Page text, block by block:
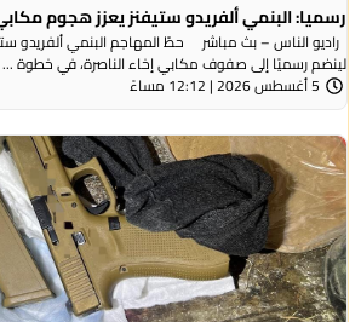
رسميا: البنمي ألفريدو ستيفنز يعزز هجوم مكابي
راديو الناس – بث مباشر حطّ المهاجم البنمي ألفريدو
لينضم رسميًا إلى صفوف مكابي إخاء الناصرة، في خطوة ...
5 أغسطس 2026 | 12:12 مساءً